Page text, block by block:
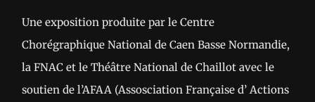
Une exposition produite par le Centre
Chorégraphique National de Caen Basse Normandie,
la FNAC et le Théâtre National de Chaillot avec le
soutien de l’AFAA (Assosciation Française d’ Actions